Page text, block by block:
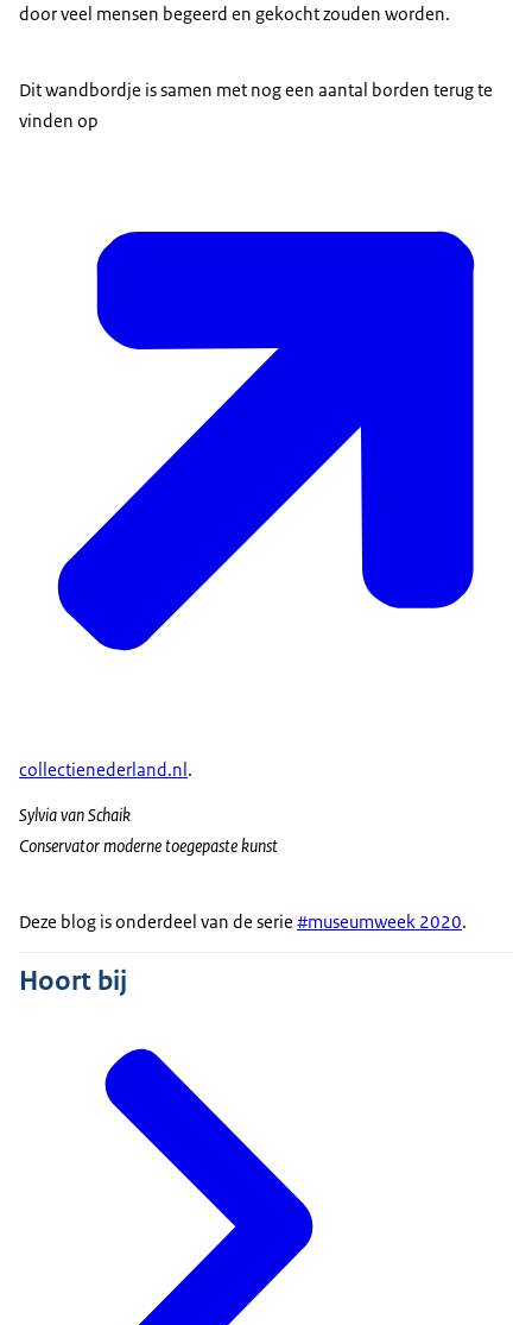
door veel mensen begeerd en gekocht zouden worden.
Dit wandbordje is samen met nog een aantal borden terug te
vinden op
collectienederland.nl.
Sylvia van Schaik
Conservator moderne toegepaste kunst
Deze blog is onderdeel van de serie #museumweek 2020.
Hoort bij